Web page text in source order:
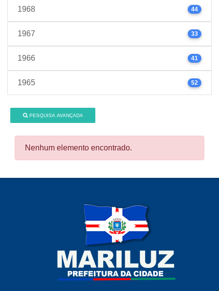
1968 44
1967 33
1966 41
1965 52
PESQUISA AVANÇADA
Nenhum elemento encontrado.